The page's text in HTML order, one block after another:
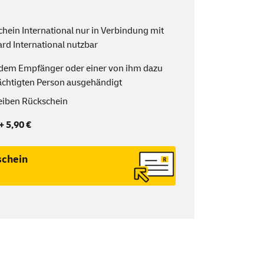
International nur in Verbindung mit
International nutzbar
Empfänger oder einer von ihm dazu
Person ausgehändigt
Rückschein
5,90 €